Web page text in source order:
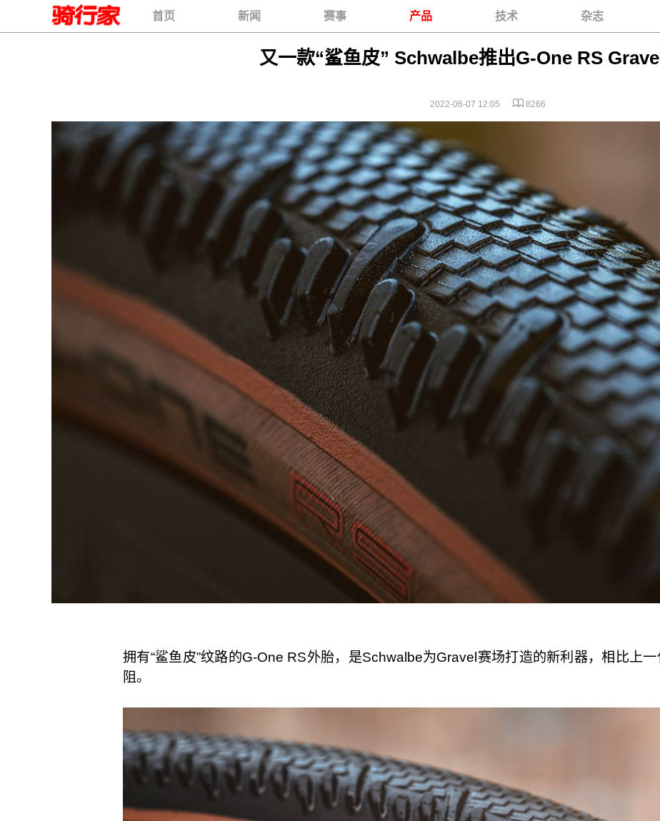
首页 新闻 赛事 产品 技术 杂志
又一款“鲨鱼皮” Schwalbe推出G-One RS
2022-06-07 12:05 8266
拥有“鲨鱼皮”纹路的G-One RS外胎，是Schwalbe为Gravel赛场打造的新利器，相比上
阻。